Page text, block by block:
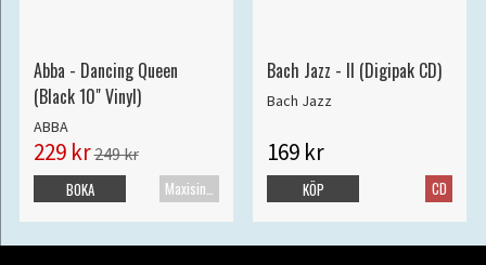
Abba - Dancing Queen
(Black 10" Vinyl)
ABBA
229 kr249 kr
Maxisingel
BOKA
Bach Jazz - II (Digipak CD)
Bach Jazz
169 kr
CD
KÖP